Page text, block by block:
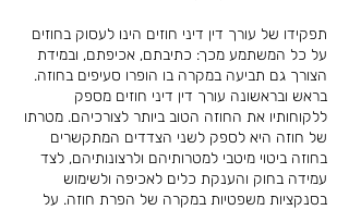
תפקידו של עורך דין דיני חוזים הינו לעסוק בחוזים
על כל המשתמע מכך: כתיבתם, אכיפתם, ובמידת
הצורך גם תביעה במקרה בו הופרו סעיפים בחוזה.
בראש ובראשונה עורך דין דיני חוזים מספק
ללקוחותיו את החוזה הטוב ביותר לצורכיהם. מטרתו
של חוזה היא לספק לשני הצדדים המתקשרים
בחוזה ביטוי מיטבי למטרותיהם ולרצונותיהם, לצד
עמידה בחוק והענקת כלים לאכיפה ולשימוש
בסנקציות משפטיות במקרה של הפרת חוזה. על